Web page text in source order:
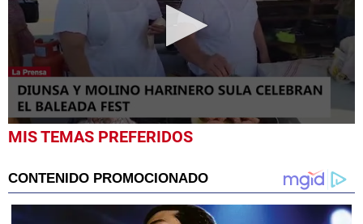
0
seconds
minutes,
4
seconds
MIS TEMAS PREFERIDOS